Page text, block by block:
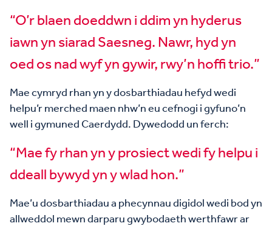
“O’r blaen doeddwn i ddim yn hyderus
iawn yn siarad Saesneg. Nawr, hyd yn
oed os nad wyf yn gywir, rwy’n hoffi trio.”
Mae cymryd rhan yn y dosbarthiadau hefyd wedi
helpu’r merched maen nhw’n eu cefnogi i gyfuno’n
well i gymuned Caerdydd. Dywedodd un ferch:
“Mae fy rhan yn y prosiect wedi fy helpu i
ddeall bywyd yn y wlad hon.”
Mae’u dosbarthiadau a phecynnau digidol wedi bod yn
allweddol mewn darparu gwybodaeth werthfawr ar